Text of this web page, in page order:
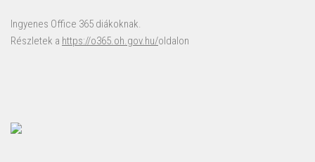
Ingyenes Office 365 diákoknak.
Részletek a https://o365.oh.gov.hu/oldalon